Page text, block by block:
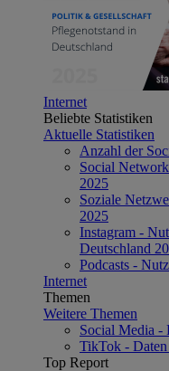
Internet
Beliebte Statistiken
Aktuelle Statistiken
Anzahl der
Social
2025
Soziale
2025
Instagram -
Deutschland
Podcasts -
Internet
Themen
Weitere Themen
Social Media -
TikTok -
Top Report